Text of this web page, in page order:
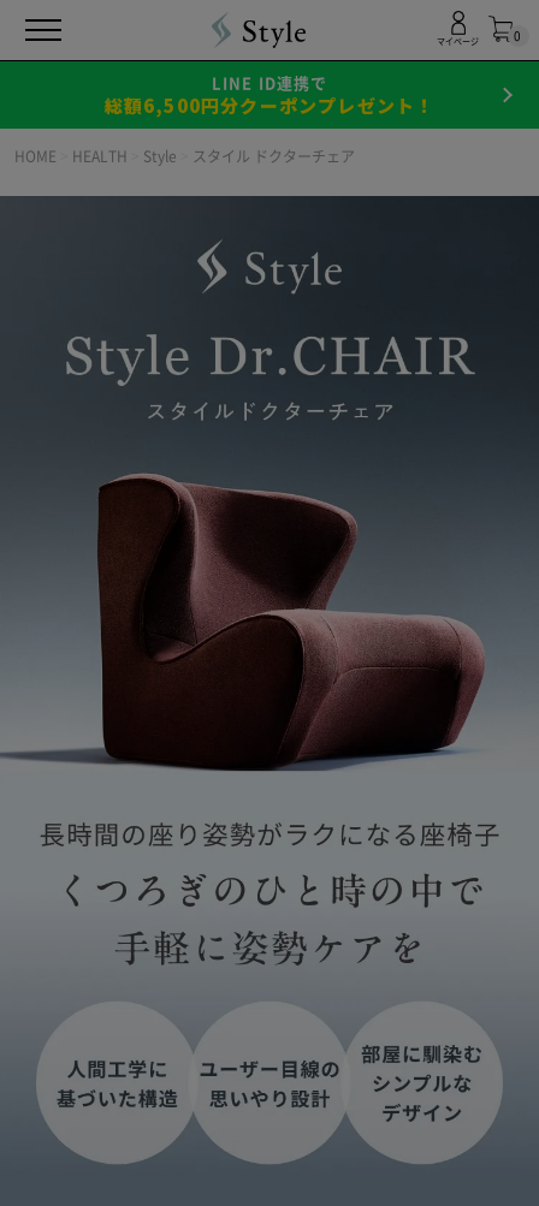
0
マイページ
LINE ID連携で
総額6,500円分クーポンプレゼント！
HOME HEALTH Style スタイル ドクターチェア